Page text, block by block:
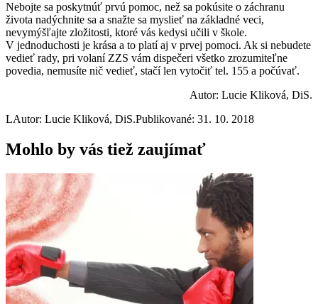
Nebojte sa poskytnúť prvú pomoc, než sa pokúsite o záchranu
života nadýchnite sa a snažte sa myslieť na základné veci,
nevymýšľajte zložitosti, ktoré vás kedysi učili v škole.
V jednoduchosti je krása a to platí aj v prvej pomoci. Ak si nebudete
vedieť rady, pri volaní ZZS vám dispečeri všetko zrozumiteľne
povedia, nemusíte nič vedieť, stačí len vytočiť tel. 155 a počúvať.
Autor: Lucie Kliková, DiS.
LAutor: Lucie Kliková, DiS.Publikované: 31. 10. 2018
Mohlo by vás tiež zaujímať